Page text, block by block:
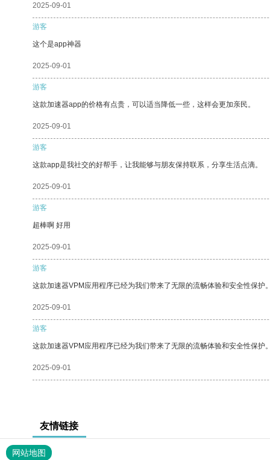
2025-09-01
游客
这个是app神器
2025-09-01
游客
这款加速器app的价格有点贵，可以适当降低一些，这样会更加亲民。
2025-09-01
游客
这款app是我社交的好帮手，让我能够与朋友保持联系，分享生活点滴。
2025-09-01
游客
超棒啊 好用
2025-09-01
游客
这款加速器VPM应用程序已经为我们带来了无限的流畅体验和安全性保护
2025-09-01
游客
这款加速器VPM应用程序已经为我们带来了无限的流畅体验和安全性保护
2025-09-01
友情链接
网站地图